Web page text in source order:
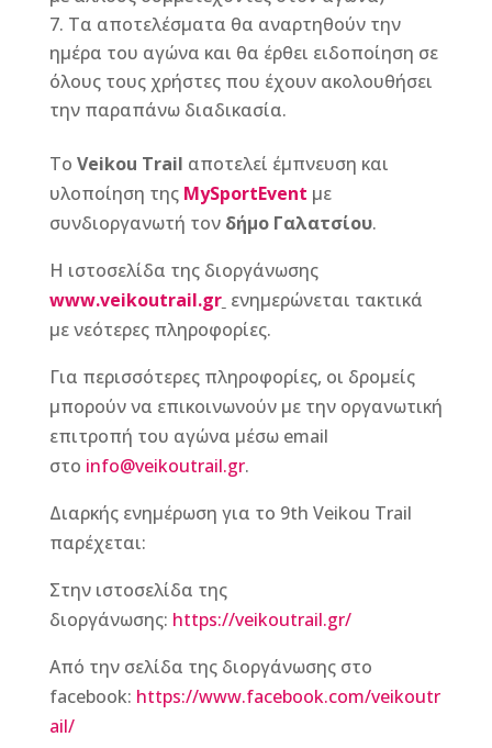
Τα αποτελέσματα θα αναρτηθούν την
ημέρα του αγώνα και θα έρθει ειδοποίηση σε
όλους τους χρήστες που έχουν ακολουθήσει
την παραπάνω διαδικασία.
Το Veikou Trail αποτελεί έμπνευση και
υλοποίηση της MySportEvent με
συνδιοργανωτή τον δήμο Γαλατσίου.
Η ιστοσελίδα της διοργάνωσης
www.veikoutrail.gr ενημερώνεται τακτικά
με νεότερες πληροφορίες.
Για περισσότερες πληροφορίες, οι δρομείς
μπορούν να επικοινωνούν με την οργανωτική
επιτροπή του αγώνα μέσω email
στο info@veikoutrail.gr.
Διαρκής ενημέρωση για το 9th Veikou Trail
παρέχεται:
Στην ιστοσελίδα της
διοργάνωσης: https://veikoutrail.gr/
Από την σελίδα της διοργάνωσης στο
facebook: https://www.facebook.com/veikoutr
ail/